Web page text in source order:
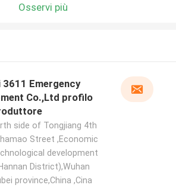
Osservi più
3611 Emergency
Co.,Ltd profilo
side of Tongjiang 4th
Street ,Economic
development
District),Wuhan
province,China ,Cina